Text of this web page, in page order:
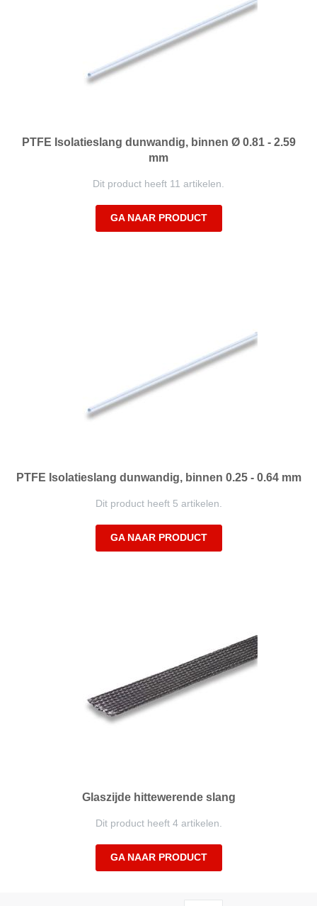
PTFE Isolatieslang dunwandig, binnen Ø 0.81 - 2.59
mm
Dit product heeft 11 artikelen.
GA NAAR PRODUCT
PTFE Isolatieslang dunwandig, binnen 0.25 - 0.64 mm
Dit product heeft 5 artikelen.
GA NAAR PRODUCT
Glaszijde hittewerende slang
Dit product heeft 4 artikelen.
GA NAAR PRODUCT